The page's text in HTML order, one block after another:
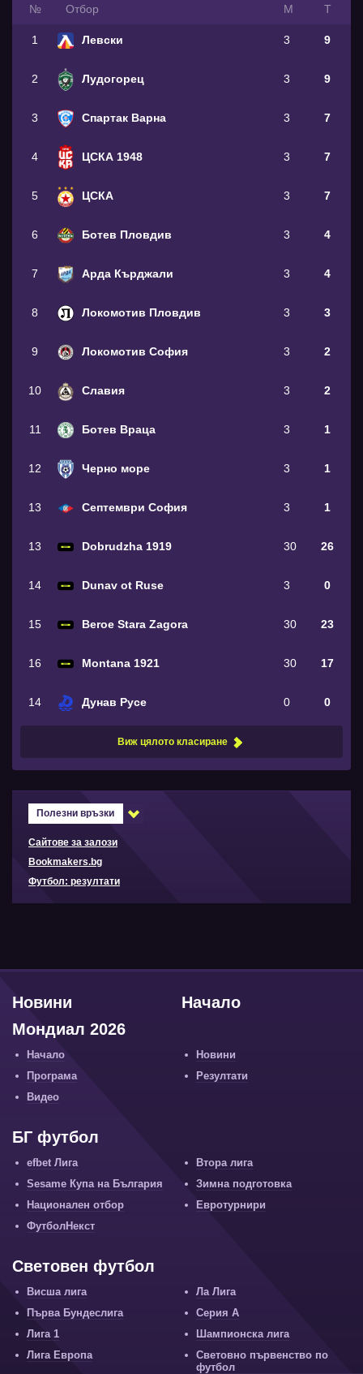
№ Oтбор М Т
1 Левски 3 9
2 Лудогорец 3 9
3 Спартак Варна 3 7
4 ЦСКА 1948 3 7
5 ЦСКА 3 7
6 Ботев Пловдив 3 4
7 Арда Кърджали 3 4
8 Локомотив Пловдив 3 3
9 Локомотив София 3 2
10 Славия 3 2
11 Ботев Враца 3 1
12 Черно море 3 1
13 Септември София 3 1
13 Dobrudzha 1919 30 26
14 Dunav ot Ruse 3 0
15 Beroe Stara Zagora 30 23
16 Montana 1921 30 17
14 Дунав Русе 0 0
Виж цялото класиране
Полезни връзки
Сайтове за залози
Bookmakers.bg
Футбол: резултати
Начало
Новини
Мондиал 2026
Начало
Новини
Програма
Резултати
Видео
БГ футбол
efbet Лига
Втора лига
Sesame Купа на България
Зимна подготовка
Национален отбор
Евротурнири
ФутболНекст
Световен футбол
Висша лига
Ла Лига
Първа Бундеслига
Серия А
Лига 1
Шампионска лига
Лига Европа
Световно първенство по
футбол